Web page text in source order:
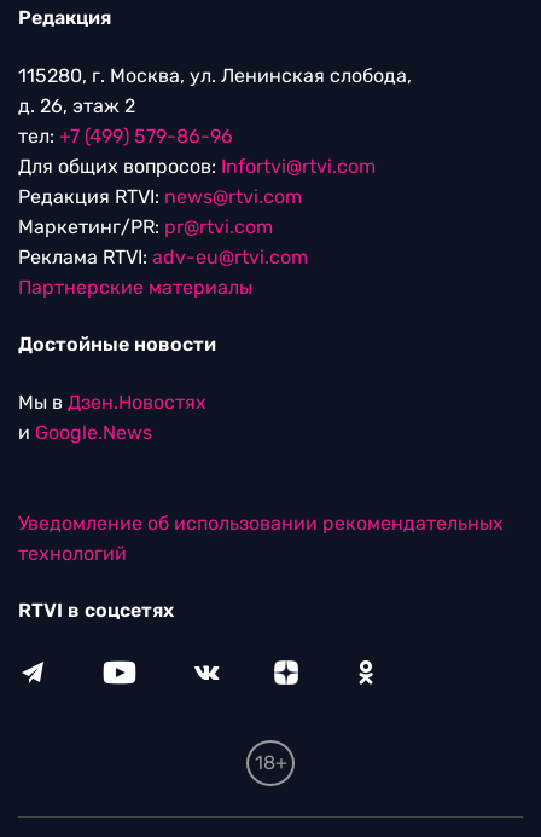
Редакция
115280, г. Москва, ул. Ленинская слобода,
д. 26, этаж 2
тел: +7 (499) 579-86-96
Для общих вопросов: Infortvi@rtvi.com
Редакция RTVI: news@rtvi.com
Маркетинг/PR: pr@rtvi.com
Реклама RTVI: adv-eu@rtvi.com
Партнерские материалы
Достойные новости
Мы в Дзен.Новостях
и Google.News
Уведомление об использовании рекомендательных
технологий
RTVI в соцсетях
18+